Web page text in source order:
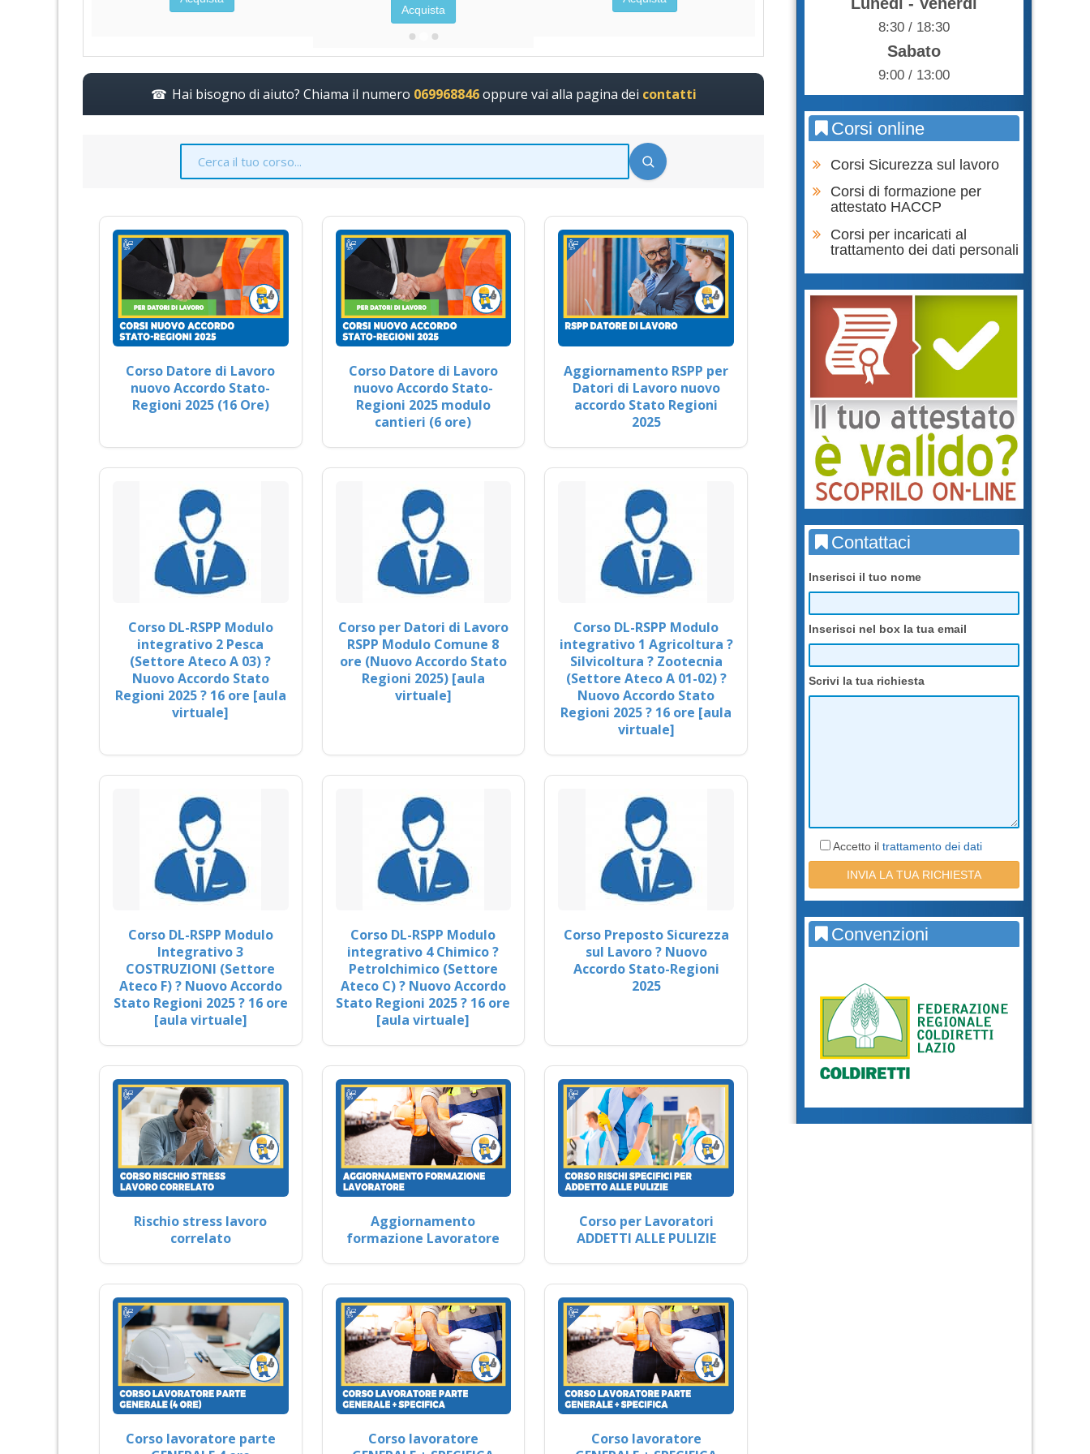
Acquista
Hai bisogno di aiuto? Chiama il numero 069968846oppure vai alla pagina dei contatti
Corso Datore di Lavoro
nuovo Accordo Stato-
Regioni 2025 (16 Ore)
Corso Datore di Lavoro
nuovo Accordo Stato-
Regioni 2025 modulo
cantieri (6 ore)
Aggiornamento RSPP per
Datori di Lavoro nuovo
accordo Stato Regioni
2025
Corso DL-RSPP Modulo
integrativo 2 Pesca
(Settore Ateco A 03) ?
Nuovo Accordo Stato
Regioni 2025 ? 16 ore [aula
virtuale]
Corso per Datori di Lavoro
RSPP Modulo Comune 8
ore (Nuovo Accordo Stato
Regioni 2025) [aula
virtuale]
Corso DL-RSPP Modulo
integrativo 1 Agricoltura ?
Silvicoltura ? Zootecnia
(Settore Ateco A 01-02) ?
Nuovo Accordo Stato
Regioni 2025 ? 16 ore [aula
virtuale]
Corso DL-RSPP Modulo
Integrativo 3
COSTRUZIONI (Settore
Ateco F) ? Nuovo Accordo
Stato Regioni 2025 ? 16 ore
[aula virtuale]
Corso DL-RSPP Modulo
integrativo 4 Chimico ?
Petrolchimico (Settore
Ateco C) ? Nuovo Accordo
Stato Regioni 2025 ? 16 ore
[aula virtuale]
Corso Preposto Sicurezza
sul Lavoro ? Nuovo
Accordo Stato-Regioni
2025
Rischio stress lavoro
correlato
Aggiornamento
formazione Lavoratore
Corso per Lavoratori
ADDETTI ALLE PULIZIE
Corso lavoratore parte
Corso lavoratore
Corso lavoratore
8:30 / 18:30
Sabato
9:00 / 13:00
Corsi online
Corsi Sicurezza sul lavoro
Corsi di formazione per
attestato HACCP
Corsi per incaricati al
trattamento dei dati personali
Contattaci
Inserisci il tuo nome
Inserisci nel box la tua email
Scrivi la tua richiesta
Accetto il trattamento dei dati
Convenzioni